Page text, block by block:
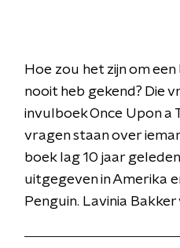
Hoe zou het zijn om
nooit heb gekend? Die
invulboek Once Upon a
vragen staan over
boek lag 10 jaar
uitgegeven in Amerika
Penguin. Lavinia